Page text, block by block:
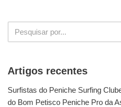
Artigos recentes
Surfistas do Peniche Surfing
do Bom Petisco Peniche Pro da